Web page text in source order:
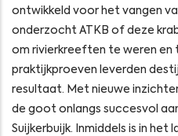
ontwikkeld voor het vangen
onderzocht ATKB of deze
om rivierkreeften te weren en
praktijkproeven leverden
resultaat. Met nieuwe
de goot onlangs succesvol
Suijkerbuijk. Inmiddels is in